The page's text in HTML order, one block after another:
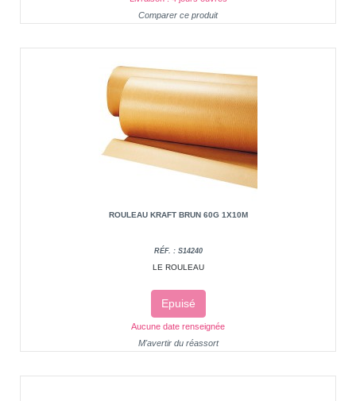
Comparer ce produit
ROULEAU KRAFT BRUN 60G 1X10M
RÉF. : S14240
LE ROULEAU
Epuisé
Aucune date renseignée
M'avertir du réassort